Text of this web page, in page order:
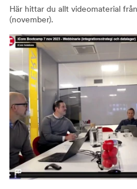
Här hittar du allt videomaterial
(november).